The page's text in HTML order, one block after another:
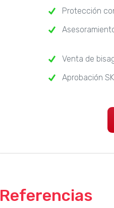
Protección
Venta de
Aprobación
Referencias